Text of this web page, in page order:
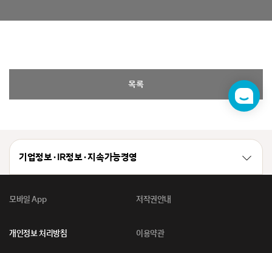
목록
챗
봇
기업정보 · IR정보 · 지속가능경영
모바일 App 저작권안내
개인정보 처리방침 이용약관